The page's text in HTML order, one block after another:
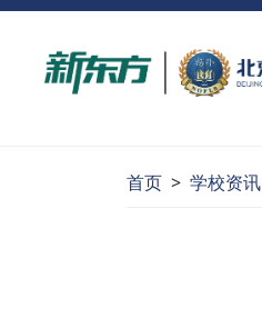
首页 > 学校资讯